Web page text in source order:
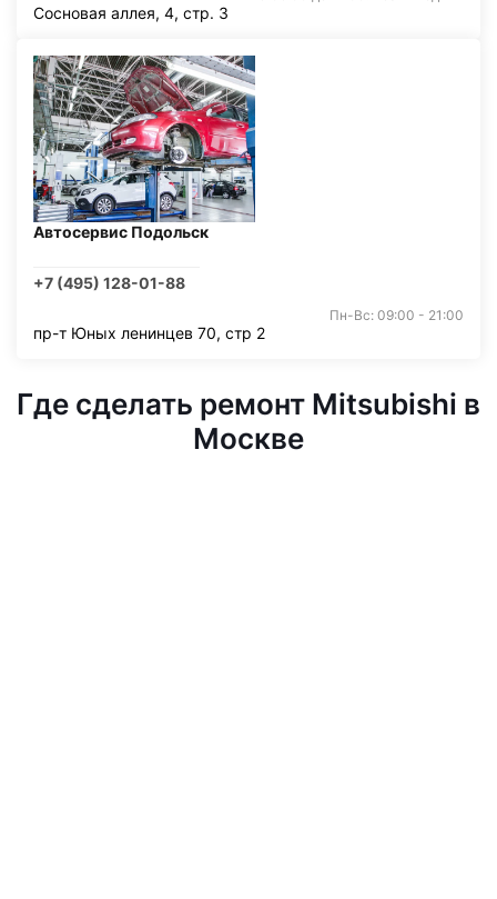
Сосновая аллея, 4, стр. 3
Автосервис Подольск
+7 (495) 128-01-88
Пн-Вс: 09:00 - 21:00
пр-т Юных ленинцев 70, стр 2
Где сделать ремонт Mitsubishi в
Москве